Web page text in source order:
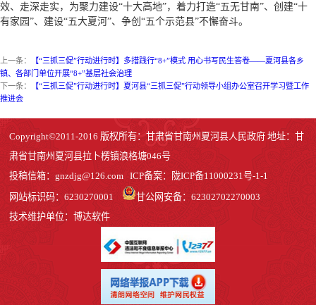
效、走深走实，为聚力建设“十大高地”，着力打造“五无甘南”、创建“十
有家园”、建设“五大夏河”、争创“五个示范县”不懈奋斗。
上一条：
【“三抓三促”行动进行时】多措践行“8+”模式 用心书写民生答卷——夏河县各乡
镇、各部门单位开展“8+”基层社会治理
下一条：
【“三抓三促”行动进行时】夏河县“三抓三促”行动领导小组办公室召开学习暨工作
推进会
Copyright©2011-2016 版权所有：甘肃省甘南州夏河县人民政府 地址：甘
肃省甘南州夏河县拉卜楞镇浪格塘046号
投稿信箱：gnzdjg@126.com ICP备案： 陇ICP备11000231号-1-1
网站标识码：6230270001
甘公网安备：62302702270003
技术维护单位：博达软件